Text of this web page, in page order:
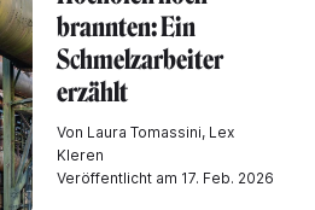
brannten: Ein
Schmelzarbeiter
erzählt
Von Laura Tomassini, Lex
Kleren
Veröffentlicht am 17. Feb. 2026